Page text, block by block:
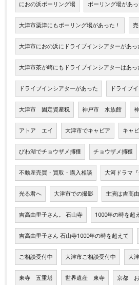
におの浜ボーリング場 ボーリング場があっ
大津市粟津にもボーリング場があった！
大津市におの浜にドライブインシアターがあっ
大津市茶が崎にもドライブインシアターはあっ
ドライブインシアターがあった ドライブ
大津市 固定資産税 神戸市 水族館
アトア エイ 大津市でキャビア キャ
びわ湖でチョウザメ捕獲 チョウザメ捕獲
不動産売買・買取・購入相談 大河ドラマ『
光る君へ 大津市での撮影 主演は吉高
吉高由里子さん。 石山寺 1000年の時を超
吉高由里子さん 石山寺1000年の時を超えて
ご相談受付中 大津市ご相談受付中 大
東寺 五重塔 世界遺産 東寺 京都